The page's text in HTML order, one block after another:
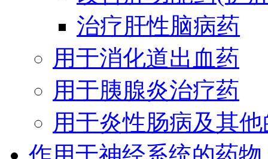
治疗肝性脑病药
用于消化道出血药
用于胰腺炎治疗药
用于炎性肠病及其